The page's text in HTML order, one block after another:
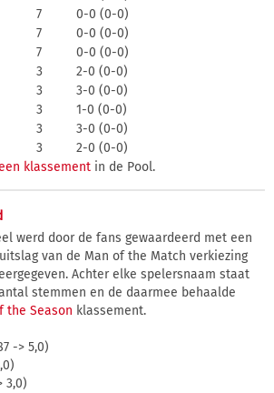
7
0-0 (0-0)
7
0-0 (0-0)
7
0-0 (0-0)
3
2-0 (0-0)
3
3-0 (0-0)
3
1-0 (0-0)
3
3-0 (0-0)
3
2-0 (0-0)
klassement in de Pool.
werd door de fans gewaardeerd met een
van de Man of the Match verkiezing
Achter elke spelersnaam staat
stemmen en de daarmee behaalde
the Season klassement.
-> 5,0)
3,0)